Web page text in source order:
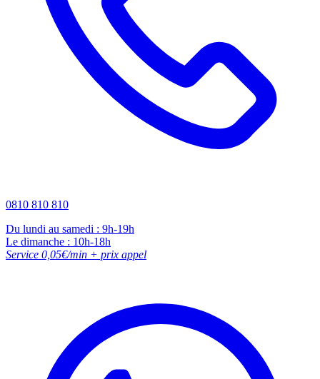
0810 810 810
Du lundi au samedi : 9h-19h
Le dimanche : 10h-18h
Service 0,05€/min + prix appel